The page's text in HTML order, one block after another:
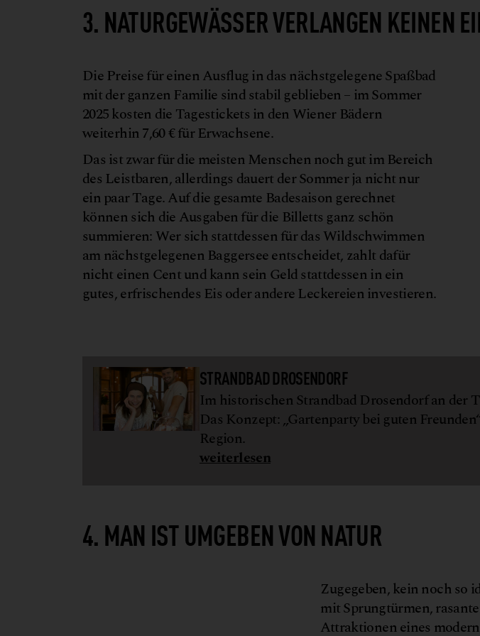
3.NATURGEWÄSSER VERLANGEN KEINEN
Die Preise für einen Ausflug in das nächstgelegene Spaßbad
mit der ganzen Familie sind stabil geblieben – im Sommer
2025 kosten die Tagestickets in den Wiener Bädern
weiterhin 7,60 € für Erwachsene.
Das ist zwar für die meisten Menschen noch gut im Bereich
des Leistbaren, allerdings dauert der Sommer ja nicht nur
ein paar Tage. Auf die gesamte Badesaison gerechnet
können sich die Ausgaben für die Billetts ganz schön
summieren: Wer sich stattdessen für das Wildschwimmen
am nächstgelegenen Baggersee entscheidet, zahlt dafür
nicht einen Cent und kann sein Geld stattdessen in ein
gutes, erfrischendes Eis oder andere Leckereien investieren.
STRANDBAD DROSENDORF
Im historischen Strandbad Drosendorf an der
Das Konzept: „Gartenparty bei guten
Region.
weiterlesen
4. MAN IST UMGEBEN VON NATUR
Zugegeben, kein noch so
mit Sprungtürmen,
Attraktionen eines